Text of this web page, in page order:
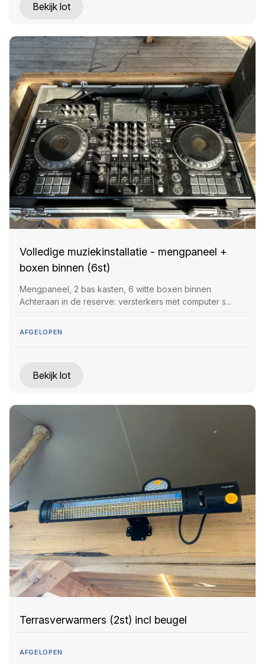
Bekijk lot
Volledige muziekinstallatie - mengpaneel +
boxen binnen (6st)
Mengpaneel, 2 bas kasten, 6 witte boxen binnen
Achteraan in de reserve: versterkers met computer s...
AFGELOPEN
Bekijk lot
Terrasverwarmers (2st) incl beugel
AFGELOPEN